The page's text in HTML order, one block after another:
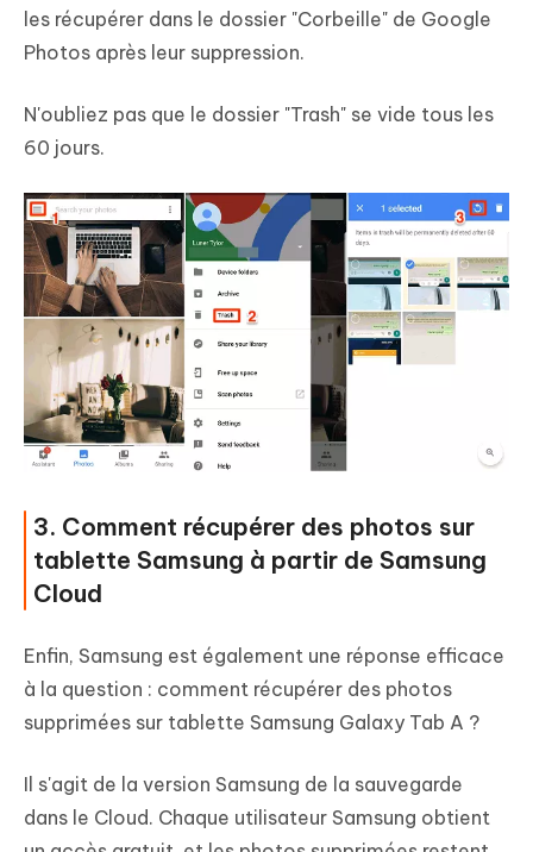
les récupérer dans le dossier "Corbeille" de Google
Photos après leur suppression.
N'oubliez pas que le dossier "Trash" se vide tous les
60 jours.
3. Comment récupérer des photos sur
tablette Samsung à partir de Samsung
Cloud
Enfin, Samsung est également une réponse efficace
à la question : comment récupérer des photos
supprimées sur tablette Samsung Galaxy Tab A ?
Il s'agit de la version Samsung de la sauvegarde
dans le Cloud. Chaque utilisateur Samsung obtient